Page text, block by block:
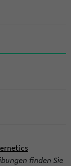
finden Sie